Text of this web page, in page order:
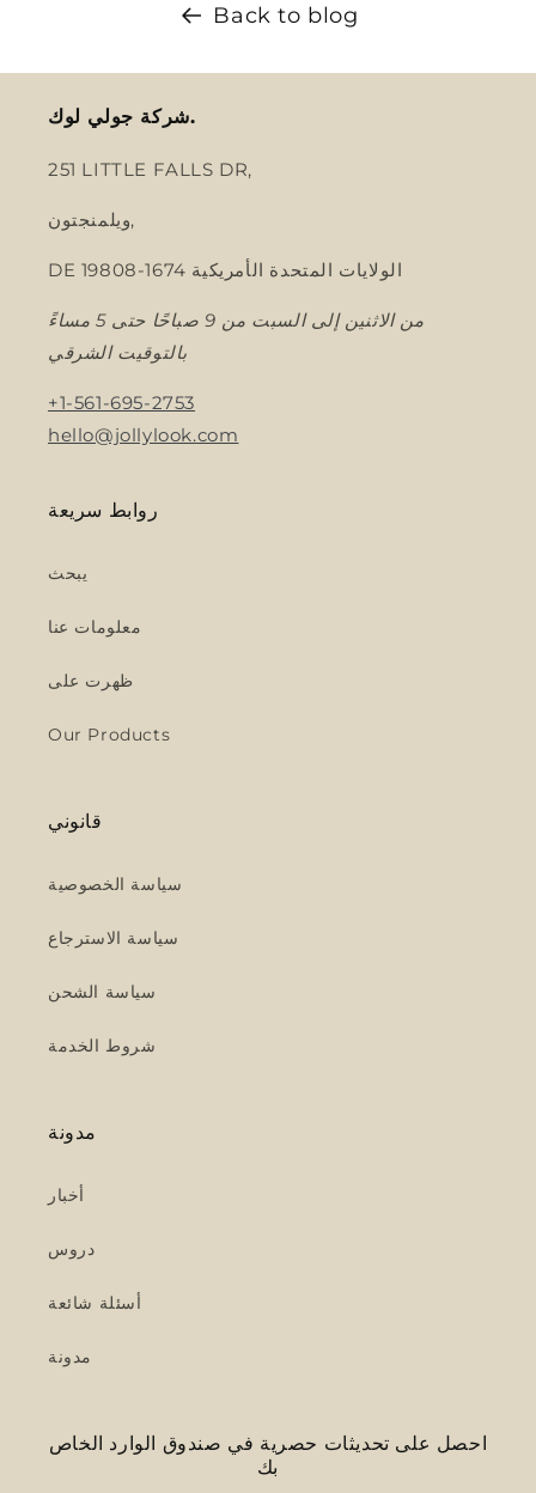
Back to blog
شركة جولي لوك.
251 LITTLE FALLS DR,
ويلمنجتون,
DE 19808-1674 الولايات المتحدة الأمريكية
من الاثنين إلى السبت من 9 صباحًا حتى 5 مساءً
بالتوقيت الشرقي
+1-561-695-2753
hello@jollylook.com
روابط سريعة
يبحث
معلومات عنا
ظهرت على
Our Products
قانوني
سياسة الخصوصية
سياسة الاسترجاع
سياسة الشحن
شروط الخدمة
مدونة
أخبار
دروس
أسئلة شائعة
مدونة
احصل على تحديثات حصرية في صندوق الوارد الخاص
بك